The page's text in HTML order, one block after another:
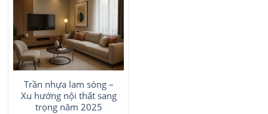
Trần nhựa lam sóng –
Xu hướng nội thất sang
trọng năm 2025